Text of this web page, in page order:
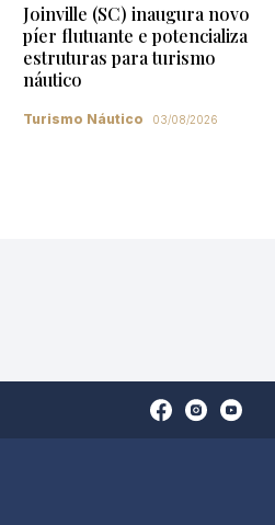
Joinville (SC) inaugura novo
píer flutuante e potencializa
estruturas para turismo
náutico
Turismo Náutico 03/08/2026
OpenOpenOpen